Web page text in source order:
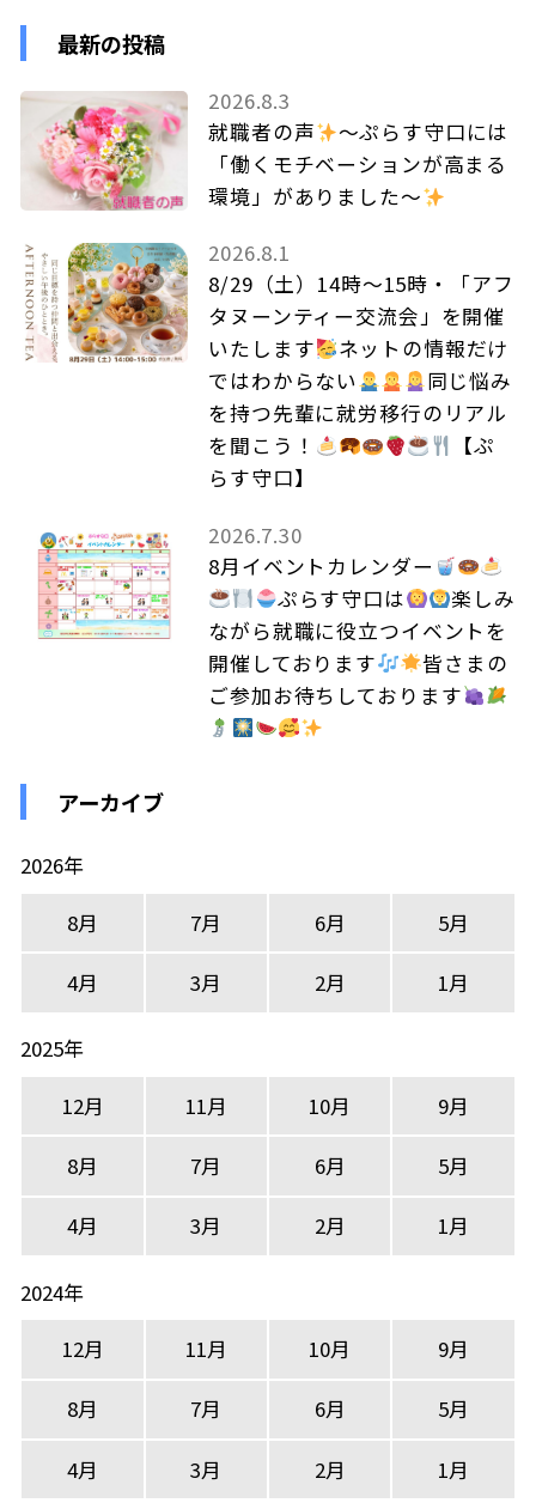
最新の投稿
2026.8.3
就職者の声
～ぷらす守口には
「働くモチベーションが高まる
環境」がありました～
2026.8.1
8/29（土）14時～15時・「アフ
タヌーンティー交流会」を開催
いたします
ネットの情報だけ
ではわからない
同じ悩み
を持つ先輩に就労移行のリアル
を聞こう！
【ぷ
らす守口】
2026.7.30
8月イベントカレンダー
ぷらす守口は
楽しみ
ながら就職に役立つイベントを
開催しております
皆さまの
ご参加お待ちしております
アーカイブ
2026年
8月
7月 6月 5月
4月 3月 2月 1月
2025年
12月
11月 10月 9月
8月 7月 6月 5月
4月 3月 2月 1月
2024年
12月
11月 10月 9月
8月 7月 6月 5月
4月 3月 2月 1月